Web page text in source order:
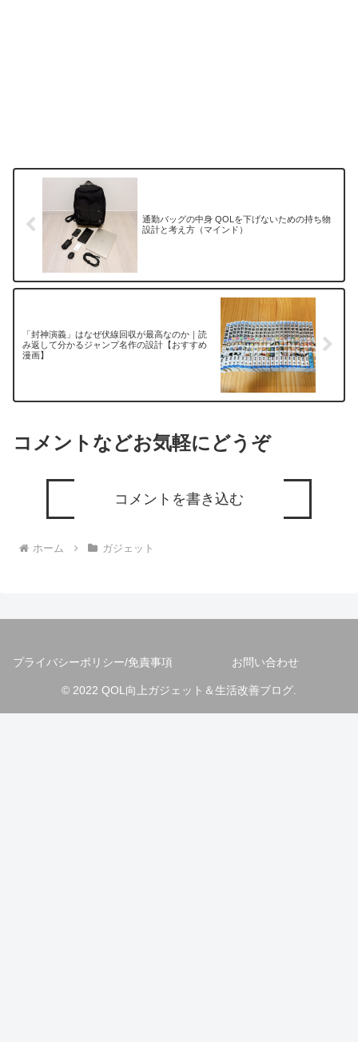
通勤バッグの中身 QOLを下げないための持ち物
設計と考え方（マインド）
「封神演義」はなぜ伏線回収が最高なのか｜読
み返して分かるジャンプ名作の設計【おすすめ
漫画】
コメントなどお気軽にどうぞ
コメントを書き込む
ホーム ガジェット
プライバシーポリシー/免責事項 お問い合わせ
© 2022 QOL向上ガジェット＆生活改善ブログ.